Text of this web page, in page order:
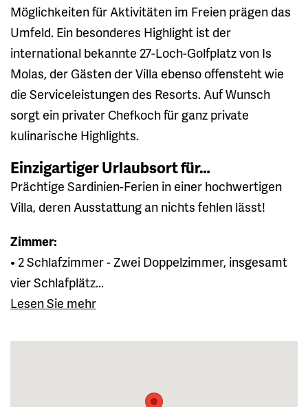
Möglichkeiten für Aktivitäten im Freien prägen das
Umfeld. Ein besonderes Highlight ist der
international bekannte 27-Loch-Golfplatz von Is
Molas, der Gästen der Villa ebenso offensteht wie
die Serviceleistungen des Resorts. Auf Wunsch
sorgt ein privater Chefkoch für ganz private
kulinarische Highlights.
Einzigartiger Urlaubsort für…
Prächtige Sardinien-Ferien in einer hochwertigen
Villa, deren Ausstattung an nichts fehlen lässt!
Zimmer:
• 2 Schlafzimmer - Zwei Doppelzimmer, insgesamt
vier Schlafplätz...
Lesen Sie mehr